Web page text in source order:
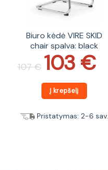
Biuro kėdė VIRE SKID
chair spalva: black
107€
Original
price
was: 103 €
Current
price
is:
Į krepšelį
Pristatymas: 2-6 sav.